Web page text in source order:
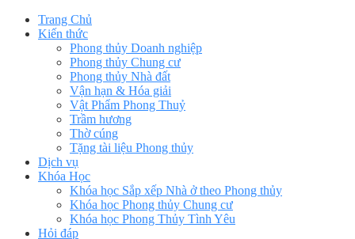
Trang Chủ
Kiến thức
Phong thủy Doanh nghiệp
Phong thủy Chung cư
Phong thủy Nhà đất
Vận hạn & Hóa giải
Vật Phẩm Phong Thuỷ
Trầm hương
Thờ cúng
Tặng tài liệu Phong thủy
Dịch vụ
Khóa Học
Khóa học Sắp xếp Nhà ở theo Phong thủy
Khóa học Phong thủy Chung cư
Khóa học Phong Thủy Tình Yêu
Hỏi đáp